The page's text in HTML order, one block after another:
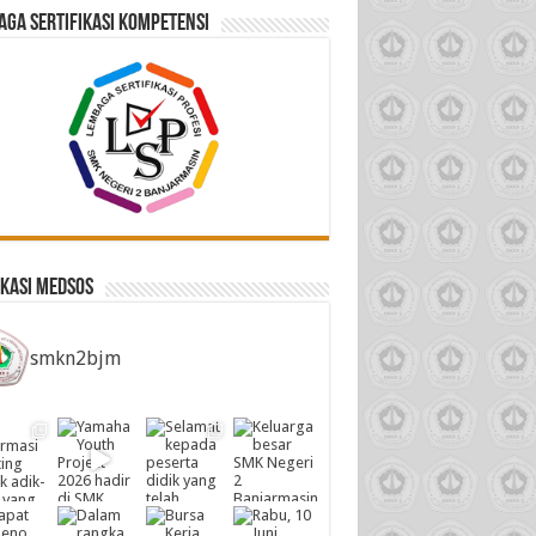
Sertifikasi Kompetensi
Medsos
smkn2bjm